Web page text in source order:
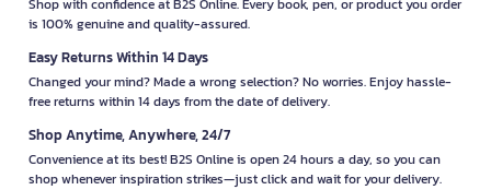
Shop with confidence at B2S Online. Every book, pen, or product you order
is 100% genuine and quality-assured.
Easy Returns Within 14 Days
Changed your mind? Made a wrong selection? No worries. Enjoy hassle-
free returns within 14 days from the date of delivery.
Shop Anytime, Anywhere, 24/7
Convenience at its best! B2S Online is open 24 hours a day, so you can
shop whenever inspiration strikes—just click and wait for your delivery.